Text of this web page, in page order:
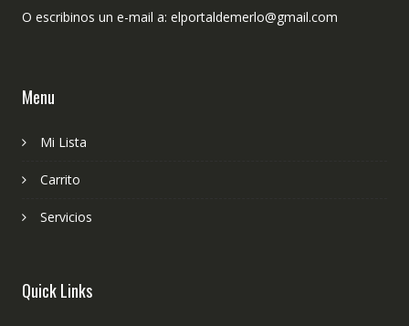
O escribinos un e-mail a: elportaldemerlo@gmail.com
Menu
Mi Lista
Carrito
Servicios
Quick Links